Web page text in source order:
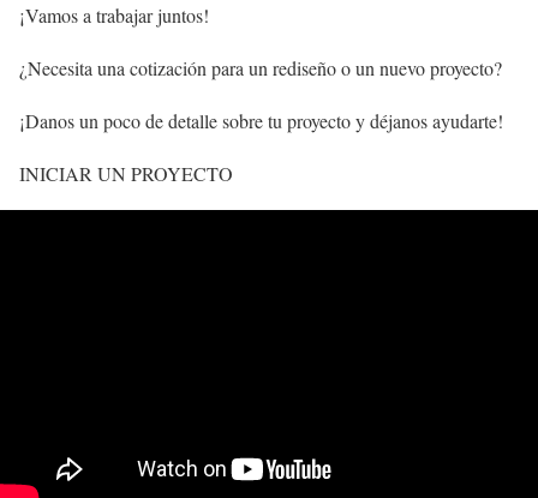
¡Vamos a trabajar juntos!
¿Necesita una cotización para un rediseño o un nuevo proyecto?
¡Danos un poco de detalle sobre tu proyecto y déjanos ayudarte!
INICIAR UN PROYECTO